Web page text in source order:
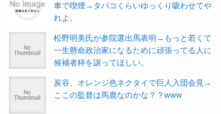
車で喫煙→タバコくらいゆっくり吸わせてや
れよ。
松野明美氏が参院選出馬表明→もっと若くて
一生懸命政治家になるために頑張ってる人に
候補者枠を譲ってほしい。
炭谷、オレンジ色ネクタイで巨人入団会見→
ここの監督は馬鹿なのかな？？www